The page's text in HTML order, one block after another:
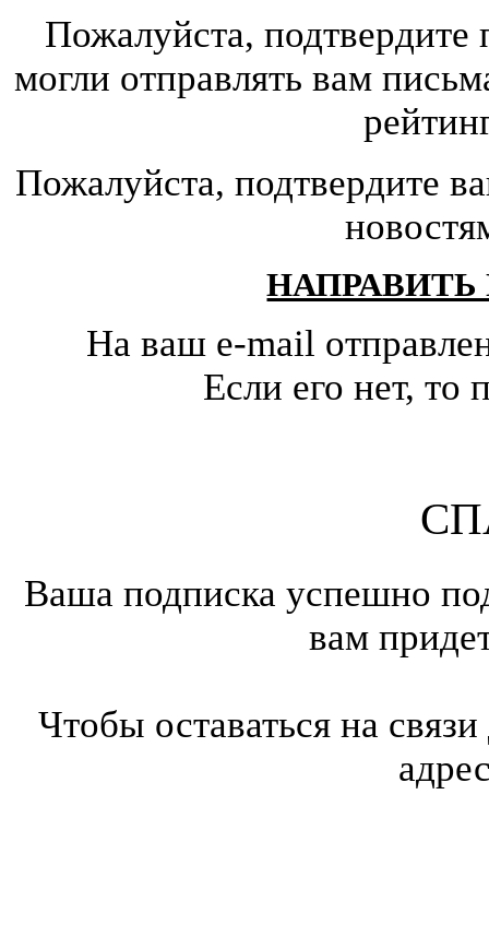
Пожалуйста,
могли отправлять вам
Пожалуйста, подтвердите
На ваш e-mail
Если его нет,
Ваша подписка успешно
вам
Чтобы оставаться на